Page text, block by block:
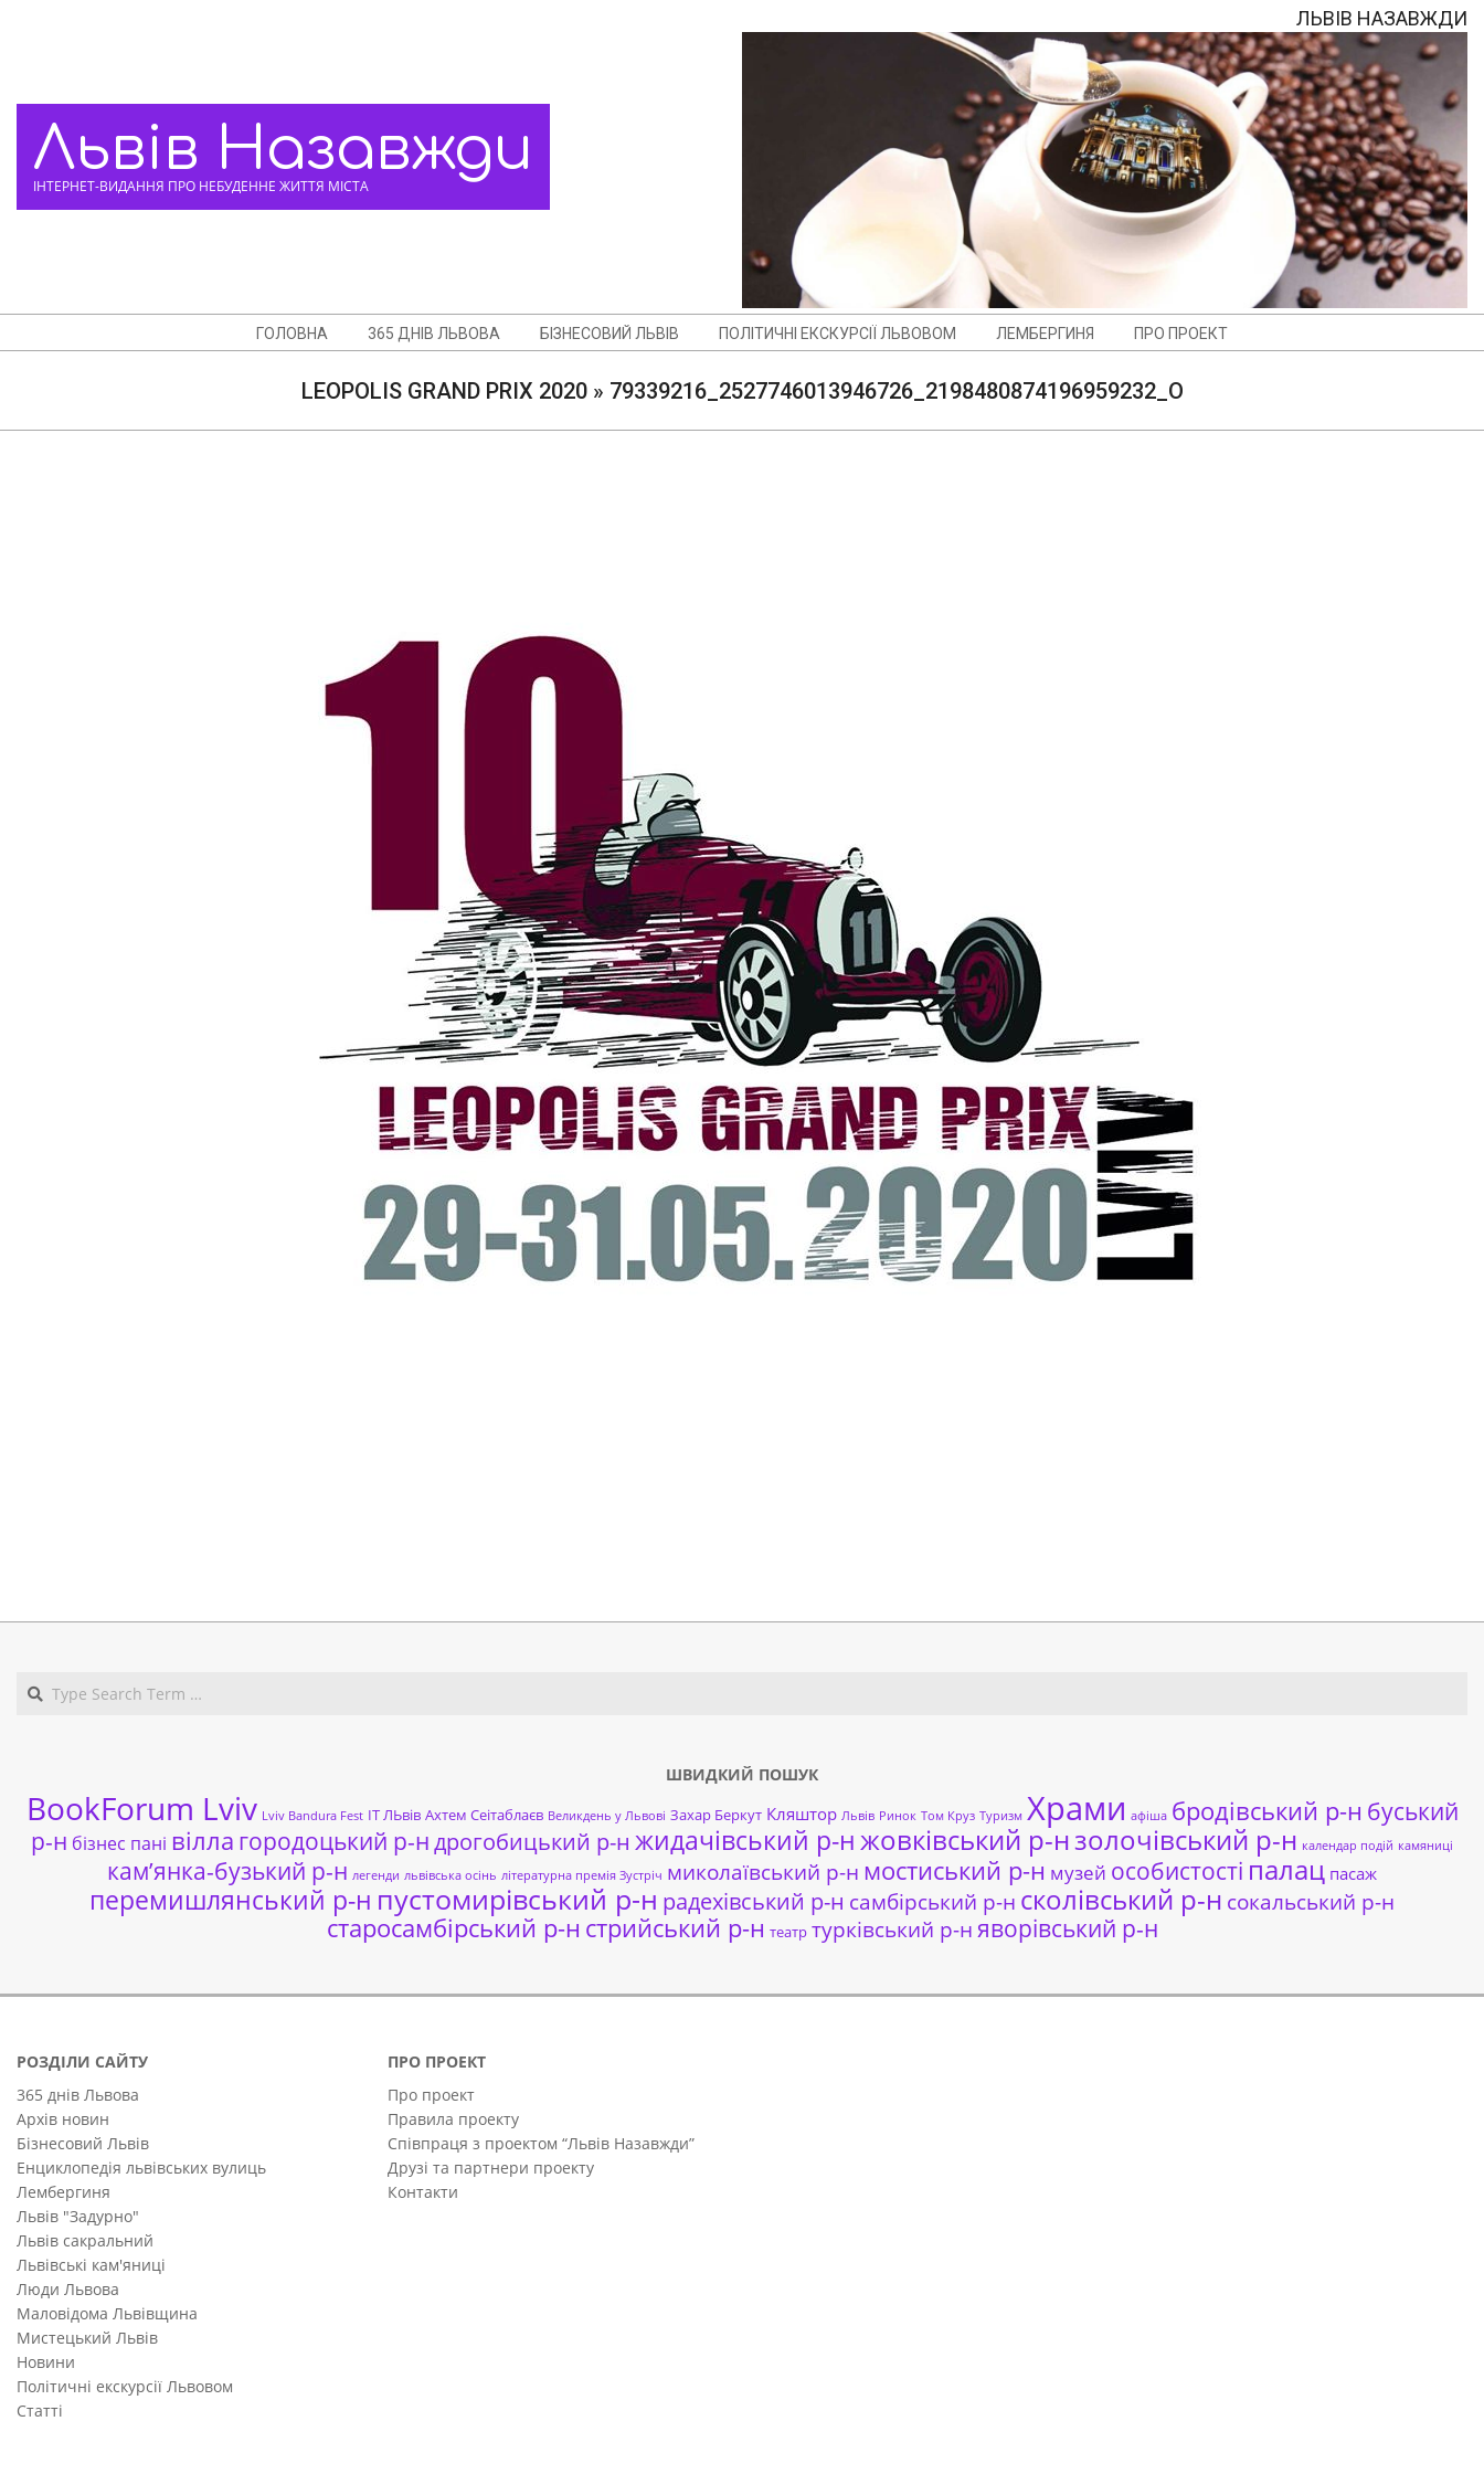
Львів Назавжди
ІНТЕРНЕТ-ВИДАННЯ ПРО НЕБУДЕННЕ ЖИТТЯ МІСТА
ЛЬВІВ НАЗАВЖДИ
Menu
ГОЛОВНА 365 ДНІВ ЛЬВОВА БІЗНЕСОВИЙ ЛЬВІВ ПОЛІТИЧНІ ЕКСКУРСІЇ ЛЬВОВОМ ЛЕМБЕРГИНЯ ПРО ПРОЕКТ
LEOPOLIS GRAND PRIX 2020 » 79339216_2527746013946726_2198480874196959232_O
02-
ШВИДКИЙ ПОШУК
BookForum Lviv Lviv Bandura Fest ІТ ЛЬвів Ахтем Сеітаблаєв Великдень у Львові Захар Беркут Кляштор Львів Ринок Том Круз Туризм Храми афіша бродівський р-н буський
р-н бізнес пані вілла городоцький р-ндрогобицький р-н жидачівський р-нжовківський р-нзолочівський р-н календар подій камяниці
кам’янка-бузький р-н легенди львівська осінь літературна премія Зустріч миколаївський р-н мостиський р-н музей особистості палац пасаж
перемишлянський р-н пустомирівський р-н радехівський р-н самбірський р-н сколівський р-н сокальський р-н
старосамбірський р-н стрийський р-н театр турківський р-н яворівський р-н
РОЗДІЛИ САЙТУ
365 днів Львова
Архів новин
Бізнесовий Львів
Енциклопедія львівських вулиць
Лембергиня
Львів "Задурно"
Львів сакральний
Львівські кам'яниці
Люди Львова
Маловідома Львівщина
Мистецький Львів
Новини
Політичні екскурсії Львовом
Статті
ПРО ПРОЕКТ
Про проект
Правила проекту
Співпраця з проектом “Львів Назавжди”
Друзі та партнери проекту
Контакти